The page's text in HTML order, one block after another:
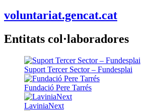
voluntariat.gencat.cat
Entitats col·laboradores
Suport Tercer Sector – Fundesplai
Fundació Pere Tarrés
LaviniaNext